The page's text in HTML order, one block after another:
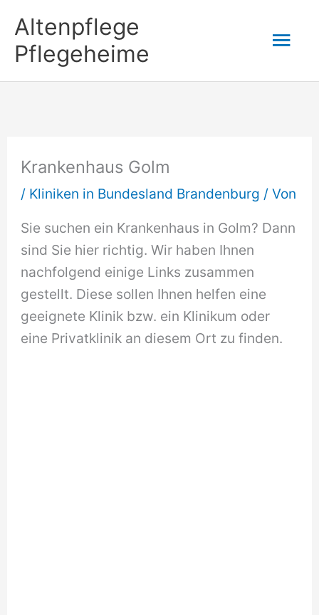
Inhalt
springen
Altenpflege
Pflegeheime
Krankenhaus Golm
/ Kliniken in Bundesland Brandenburg / Von
Sie suchen ein Krankenhaus in Golm? Dann
sind Sie hier richtig. Wir haben Ihnen
nachfolgend einige Links zusammen
gestellt. Diese sollen Ihnen helfen eine
geeignete Klinik bzw. ein Klinikum oder
eine Privatklinik an diesem Ort zu finden.